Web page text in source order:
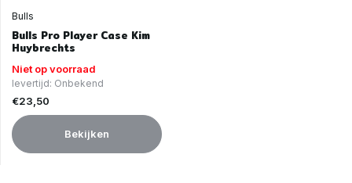
Bulls
Bulls Pro Player Case Kim
Huybrechts
Niet op voorraad
levertijd: Onbekend
€23,50
Bekijken